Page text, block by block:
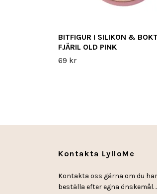
BITFIGUR I SILIKON &
FJÄRIL OLD PINK
69 kr
Kontakta LylloMe
Kontakta oss gärna om du
beställa efter egna önskemål.